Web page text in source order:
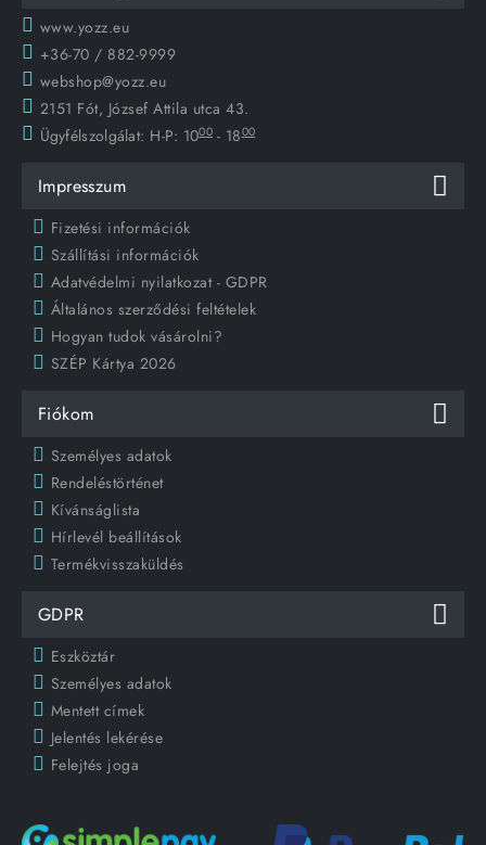
www.yozz.eu
+36-70 / 882-9999
webshop@yozz.eu
2151 Fót, József Attila utca 43.
Ügyfélszolgálat: H-P: 1000 - 1800
Impresszum
Fizetési információk
Szállítási információk
Adatvédelmi nyilatkozat - GDPR
Általános szerződési feltételek
Hogyan tudok vásárolni?
SZÉP Kártya 2026
Fiókom
Személyes adatok
Rendeléstörténet
Kívánságlista
Hírlevél beállítások
Termékvisszaküldés
GDPR
Eszköztár
Személyes adatok
Mentett címek
Jelentés lekérése
Felejtés joga